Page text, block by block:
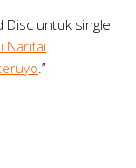
untuk single
Naritai
.”